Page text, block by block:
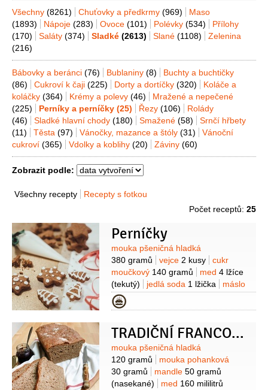
Všechny (8261) Chuťovky a předkrmy (969)
Maso
(1893)
Nápoje (283) Ovoce (101) Polévky (534)
Přílohy
(170)
Saláty (374) Sladké (2613) Slané (1108)
Zelenina
(216)
Bábovky a beránci (76) Bublaniny (8)
Buchty a buchtičky
(86)
Cukroví k čaji (225) Dorty a dortíčky (320)
Koláče a
koláčky (364) Krémy a polevy (46)
Mražené a nepečené
(225)
Perníky a perníčky (25) Řezy (106)
Rolády
(46)
Sladké hlavní chody (180) Smažené (58)
Srnčí hřbety
(11)
Těsta (97) Vánočky, mazance a štóly (31)
Vánoční
cukroví (365) Vdolky a koblihy (20) Záviny (60)
Zobrazit podle:
Všechny recepty
Recepty s fotkou
Počet receptů: 25
Perníčky
Suroviny
mouka pšeničná hladká
380 gramů
vejce 2 kusy
cukr
moučkový 140 gramů med 4 lžíce
(tekutý)
jedlá soda 1 lžička
máslo
70 gramů
holandské1 lžíce
koření perníkové
Kategorie
TRADIČNÍ FRANCOUZSKÝ PERNÍK PAIN D’ÉPICES
Suroviny
mouka pšeničná hladká
120 gramů
mouka pohanková
30 gramů
mandle 50 gramů
(nasekané)
med 160 mililitrů